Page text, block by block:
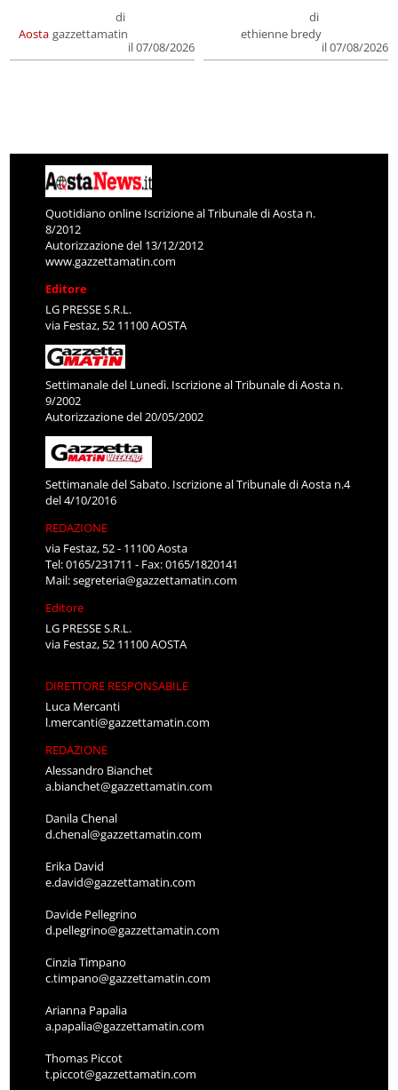
Aosta
di
gazzettamatin
il 07/08/2026
di
ethienne bredy
il 07/08/2026
Quotidiano online Iscrizione al Tribunale di Aosta n.
8/2012
Autorizzazione del 13/12/2012
www.gazzettamatin.com
Editore
LG PRESSE S.R.L.
via Festaz, 52 11100 AOSTA
Settimanale del Lunedì. Iscrizione al Tribunale di Aosta n.
9/2002
Autorizzazione del 20/05/2002
Settimanale del Sabato. Iscrizione al Tribunale di Aosta n.4
del 4/10/2016
REDAZIONE
via Festaz, 52 - 11100 Aosta
Tel: 0165/231711 - Fax: 0165/1820141
Mail:segreteria@gazzettamatin.com
Editore
LG PRESSE S.R.L.
via Festaz, 52 11100 AOSTA
DIRETTORE RESPONSABILE
Luca Mercanti
l.mercanti@gazzettamatin.com
REDAZIONE
Alessandro Bianchet
a.bianchet@gazzettamatin.com
Danila Chenal
d.chenal@gazzettamatin.com
Erika David
e.david@gazzettamatin.com
Davide Pellegrino
d.pellegrino@gazzettamatin.com
Cinzia Timpano
c.timpano@gazzettamatin.com
Arianna Papalia
a.papalia@gazzettamatin.com
Thomas Piccot
t.piccot@gazzettamatin.com